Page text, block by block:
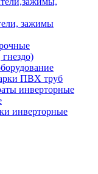
зажимы
ПВХ труб
инверторные
инверторные